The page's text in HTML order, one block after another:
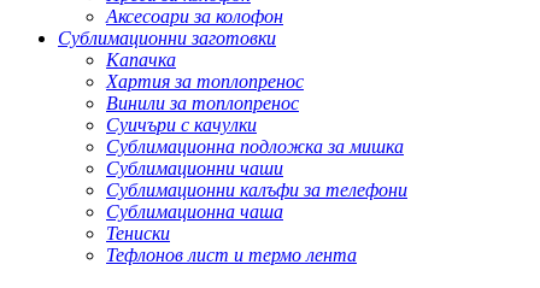
Аксесоари за колофон
Сублимационни заготовки
Капачка
Хартия за топлопренос
Винили за топлопренос
Суичъри с качулки
Сублимационна подложка за мишка
Сублимационни чаши
Сублимационни калъфи за телефони
Сублимационна чаша
Тениски
Тефлонов лист и термо лента